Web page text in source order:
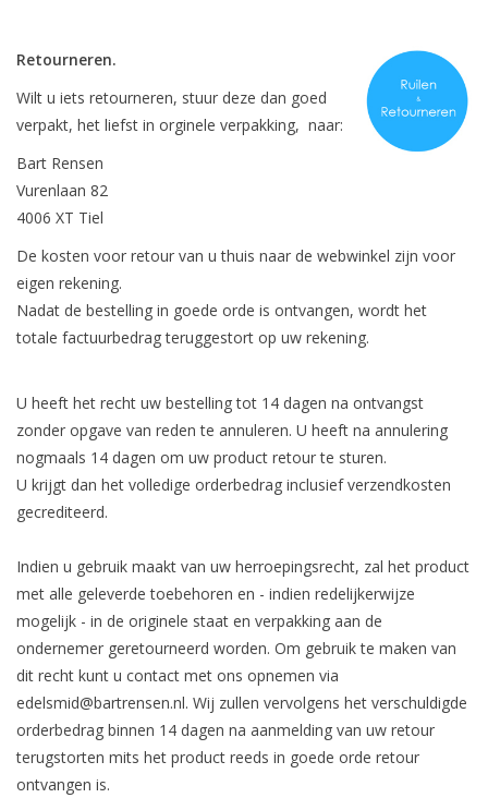
Retourneren.
Wilt u iets retourneren, stuur deze dan goed
verpakt, het liefst in orginele verpakking, naar:
Bart Rensen
Vurenlaan 82
4006 XT Tiel
De kosten voor retour van u thuis naar de webwinkel zijn voor
eigen rekening.
Nadat de bestelling in goede orde is ontvangen, wordt het
totale factuurbedrag teruggestort op uw rekening.
U heeft het recht uw bestelling tot 14 dagen na ontvangst
zonder opgave van reden te annuleren. U heeft na annulering
nogmaals 14 dagen om uw product retour te sturen.
U krijgt dan het volledige orderbedrag inclusief verzendkosten
gecrediteerd.
Indien u gebruik maakt van uw herroepingsrecht, zal het product
met alle geleverde toebehoren en - indien redelijkerwijze
mogelijk - in de originele staat en verpakking aan de
ondernemer geretourneerd worden. Om gebruik te maken van
dit recht kunt u contact met ons opnemen via
edelsmid@bartrensen.nl. Wij zullen vervolgens het verschuldigde
orderbedrag binnen 14 dagen na aanmelding van uw retour
terugstorten mits het product reeds in goede orde retour
ontvangen is.
De eerstvolgende
verzenddatum is woensdag 12
Ik ben afwezig t/m 10 augustus.
De vermelding: -verzending op iedere dinsdag-
vervalt tijdeijk.